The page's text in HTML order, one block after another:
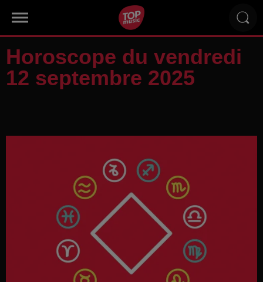
Horoscope du vendredi
12 septembre 2025